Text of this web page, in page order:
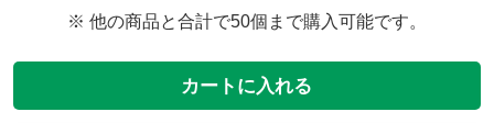
※ 他の商品と合計で50個まで購入可能です。
カートに入れる